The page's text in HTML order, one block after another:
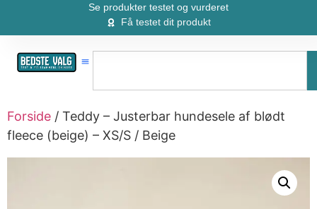
Se produkter testet og vurderet
Få testet dit produkt
Forside / Teddy – Justerbar hundesele af blødt
fleece (beige) – XS/S / Beige